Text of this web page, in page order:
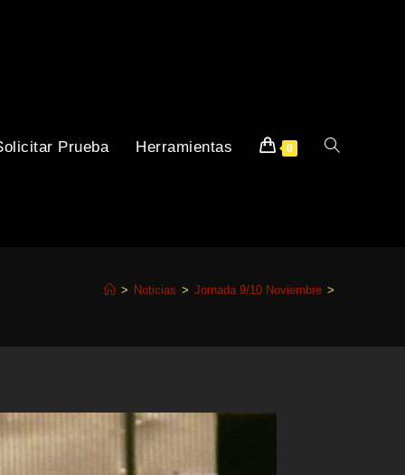
Prueba Herramientas 0
> Noticias > Jornada 9/10 Noviembre >